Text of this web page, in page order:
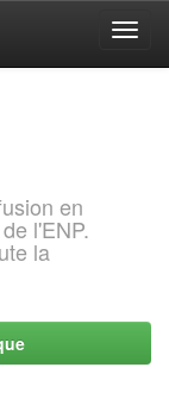
en
l'ENP.
la